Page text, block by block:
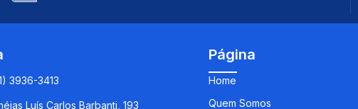
3936-3413
Luís Carlos Barbanti, 193
Página
Home
Quem Somos